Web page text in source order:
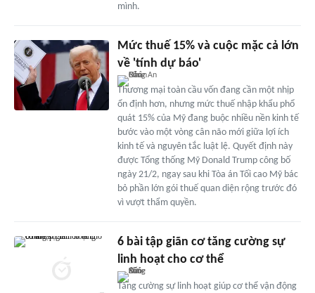
mình.
Mức thuế 15% và cuộc mặc cả lớn
về 'tính dự báo'
Thương mại toàn cầu vốn đang cần một nhịp
ổn định hơn, nhưng mức thuế nhập khẩu phổ
quát 15% của Mỹ đang buộc nhiều nền kinh tế
bước vào một vòng cân não mới giữa lợi ích
kinh tế và nguyên tắc luật lệ. Quyết định này
được Tổng thống Mỹ Donald Trump công bố
ngày 21/2, ngay sau khi Tòa án Tối cao Mỹ bác
bỏ phần lớn gói thuế quan diện rộng trước đó
vì vượt thẩm quyền.
6 bài tập giãn cơ tăng cường sự
linh hoạt cho cơ thể
Tăng cường sự linh hoạt giúp cơ thể vận động